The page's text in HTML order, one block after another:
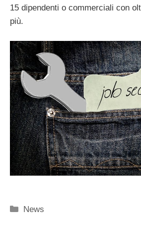
15 dipendenti o commerciali con
più.
Categorie
News